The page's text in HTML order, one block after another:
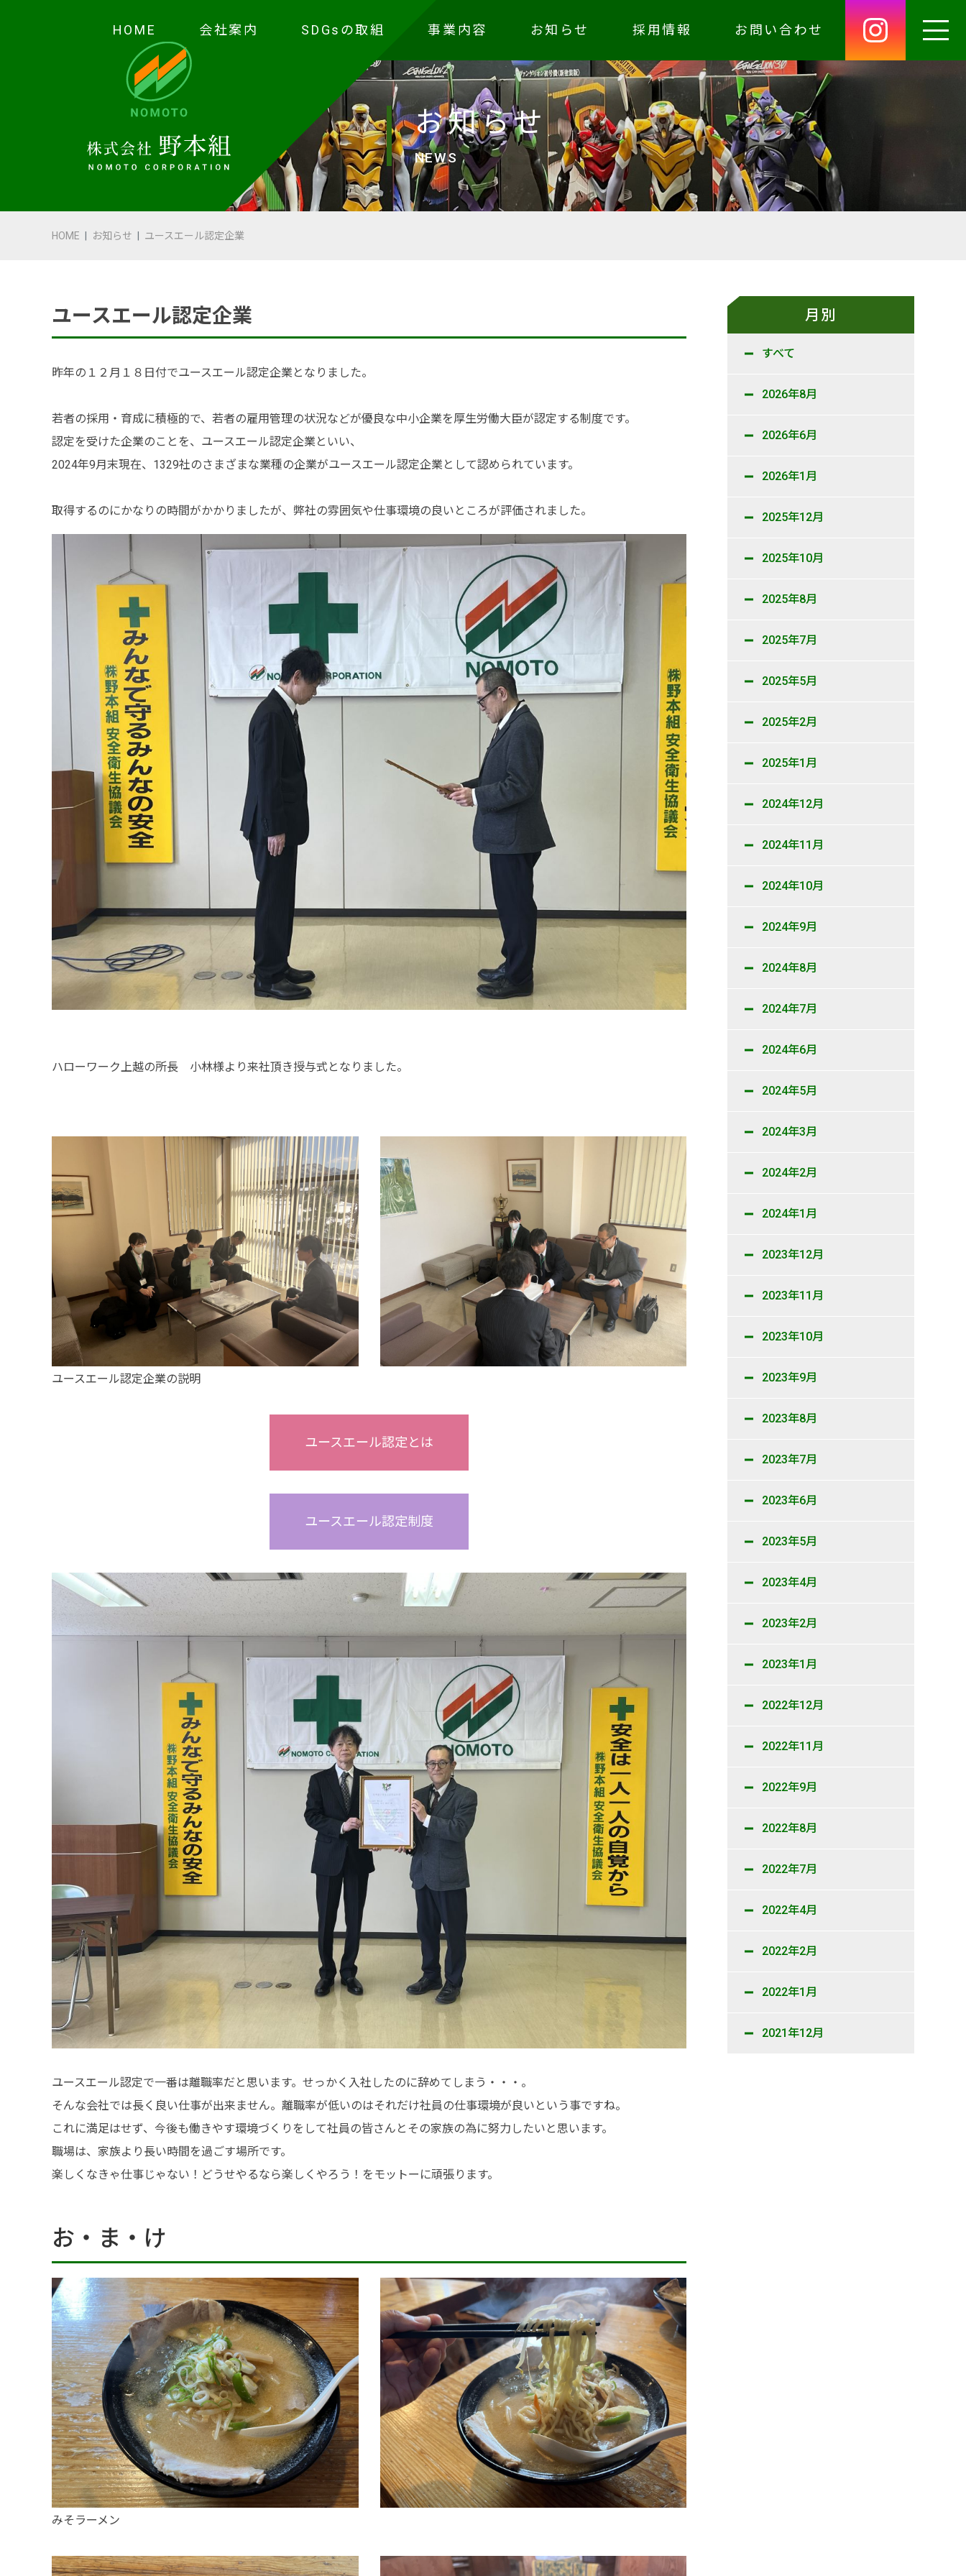
HOME 会社案内 SDGsの取組 事業内容 お知らせ 採用情報 お問い合わせ
お知らせ
NEWS
HOME お知らせ ユースエール認定企業
ユースエール認定企業
昨年の１２月１８日付でユースエール認定企業となりました。
若者の採用・育成に積極的で、若者の雇用管理の状況などが優良な中小企業を厚生労働大臣が認定する制度です。
認定を受けた企業のことを、ユースエール認定企業といい、
2024年9月末現在、1329社のさまざまな業種の企業がユースエール認定企業として認められています。
取得するのにかなりの時間がかかりましたが、弊社の雰囲気や仕事環境の良いところが評価されました。
ハローワーク上越の所長 小林様より来社頂き授与式となりました。
ユースエール認定企業の説明
ユースエール認定とは
ユースエール認定制度
ユースエール認定で一番は離職率だと思います。せっかく入社したのに辞めてしまう・・・。
そんな会社では長く良い仕事が出来ません。離職率が低いのはそれだけ社員の仕事環境が良いという事ですね。
これに満足はせず、今後も働きやす環境づくりをして社員の皆さんとその家族の為に努力したいと思います。
職場は、家族より長い時間を過ごす場所です。
楽しくなきゃ仕事じゃない！どうせやるなら楽しくやろう！をモットーに頑張ります。
お・ま・け
みそラーメン
月別
すべて
2026年8月
2026年6月
2026年1月
2025年12月
2025年10月
2025年8月
2025年7月
2025年5月
2025年2月
2025年1月
2024年12月
2024年11月
2024年10月
2024年9月
2024年8月
2024年7月
2024年6月
2024年5月
2024年3月
2024年2月
2024年1月
2023年12月
2023年11月
2023年10月
2023年9月
2023年8月
2023年7月
2023年6月
2023年5月
2023年4月
2023年2月
2023年1月
2022年12月
2022年11月
2022年9月
2022年8月
2022年7月
2022年4月
2022年2月
2022年1月
2021年12月
会社案内
代表あいさつ
会社概要・沿革
アクセス
SDGsの取組
土木部門
融雪部門
アグリ事業部
お知らせ
採用情報
採用メッセージ
野本組紹介MOVIE
社員紹介・インタビュー
新卒採用情報
一般採用 野本組
一般採用 アグリ事業部
社内制度・福利厚生
お問い合わせ